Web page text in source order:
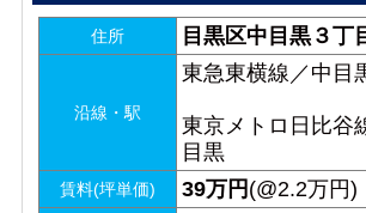
住所 目黒区中目黒３丁
沿線・駅
東急東横線／中目
東京メトロ日比谷
目黒
賃料(坪単価) 39万円 (@2.2万円)